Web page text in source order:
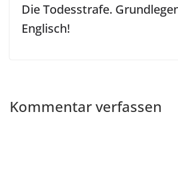
Die Todesstrafe.
Englisch!
Kommentar verfassen